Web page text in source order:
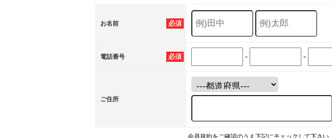
必須
お名前
必須
電話番号 - -
ご住所
会員規約をご確認のうえ下記にチェックして下さい。